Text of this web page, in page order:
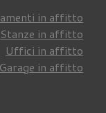
in affitto
Stanze in affitto
Uffici in affitto
Garage in affitto